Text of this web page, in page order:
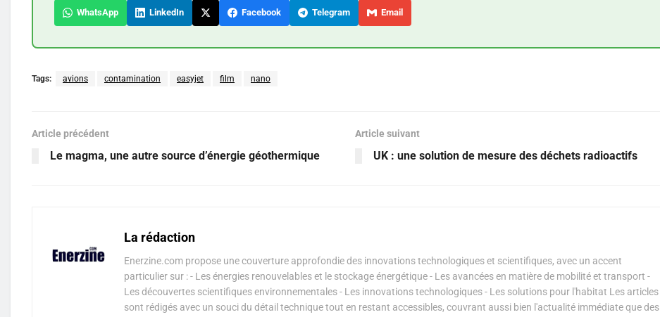
WhatsApp LinkedIn Facebook Telegram Email
Tags: avions contamination easyjet film nano
Article précédent
Le magma, une autre source d’énergie géothermique
Article suivant
UK : une solution de mesure des déchets radioactifs
La rédaction
Enerzine.com propose une couverture approfondie des innovations technologiques et scientifiques, avec un accent
particulier sur : - Les énergies renouvelables et le stockage énergétique - Les avancées en matière de mobilité et transport -
Les découvertes scientifiques environnementales - Les innovations technologiques - Les solutions pour l'habitat Les articles
sont rédigés avec un souci du détail technique tout en restant accessibles, couvrant aussi bien l'actualité immédiate que des